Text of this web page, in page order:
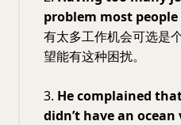
problem most
有太多工作机会可选是
望能有这种困扰。
3. He complained
didn’t have an